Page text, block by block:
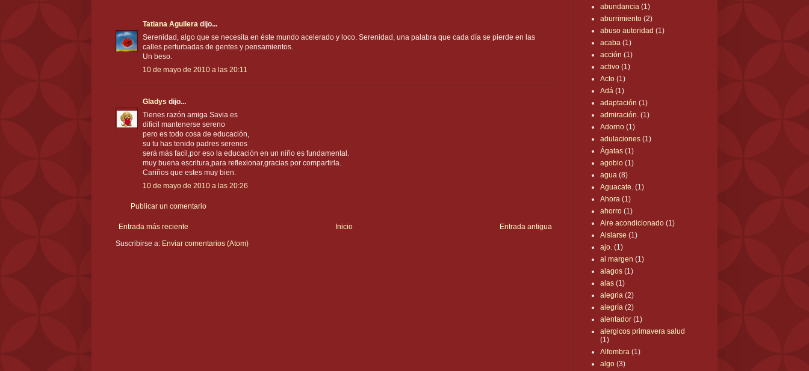
Tatiana Aguilera dijo...
Serenidad, algo que se necesita en éste mundo acelerado y loco. Serenidad, una palabra que cada día se pierde en las
calles perturbadas de gentes y pensamientos.
Un beso.
10 de mayo de 2010 a las 20:11
Gladys dijo...
Tienes razón amiga Savia es
dificil mantenerse sereno
pero es todo cosa de educación,
su tu has tenido padres serenos
será más facil,por eso la educación en un niño es fundamental.
muy buena escritura,para reflexionar,gracias por compartirla.
Cariños que estes muy bien.
10 de mayo de 2010 a las 20:26
Publicar un comentario
Entrada más reciente Entrada antigua
Inicio
Suscribirse a: Enviar comentarios (Atom)
abundancia (1)
aburrimiento (2)
abuso autoridad (1)
acaba (1)
acción (1)
activo (1)
Acto (1)
Adá (1)
adaptación (1)
admiración. (1)
Adorno (1)
adulaciones (1)
Ágatas (1)
agobio (1)
agua (8)
Aguacate. (1)
Ahora (1)
ahorro (1)
Aire acondicionado (1)
Aislarse (1)
ajo. (1)
al margen (1)
alagos (1)
alas (1)
alegria (2)
alegría (2)
alentador (1)
alergicos primavera salud
(1)
Alfombra (1)
algo (3)